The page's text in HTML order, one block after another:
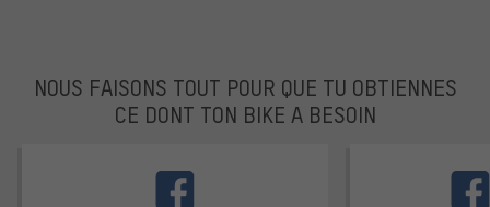
NOUS FAISONS TOUT POUR QUE TU OBTIENNES
CE DONT TON BIKE A BESOIN